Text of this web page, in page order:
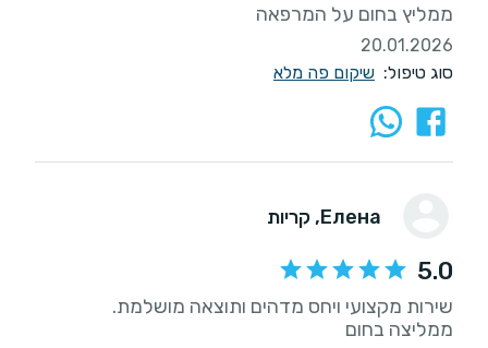
ממליץ בחום על המרפאה
20.01.2026
סוג טיפול: שיקום פה מלא
Елена, קריות
5.0
ממליצה בחום